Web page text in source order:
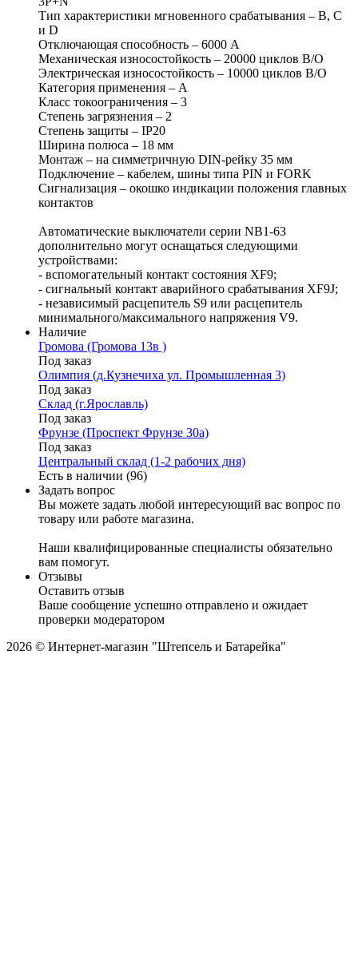
Тип характеристики мгновенного срабатывания – B, C
и D
Отключающая способность – 6000 A
Механическая износостойкость – 20000 циклов В/О
Электрическая износостойкость – 10000 циклов В/О
Категория применения – A
Класс токоограничения – 3
Степень загрязнения – 2
Степень защиты – IP20
Ширина полюса – 18 мм
Монтаж – на симметричную DIN-рейку 35 мм
Подключение – кабелем, шины типа PIN и FORK
Сигнализация – окошко индикации положения главных
контактов
Автоматические выключатели серии NB1-63
дополнительно могут оснащаться следующими
устройствами:
- вспомогательный контакт состояния XF9;
- сигнальный контакт аварийного срабатывания XF9J;
- независимый расцепитель S9 или расцепитель
минимального/максимального напряжения V9.
Наличие
Громова (Громова 13в )
Под заказ
Олимпия (д.Кузнечиха ул. Промышленная 3)
Под заказ
Склад (г.Ярославль)
Под заказ
Фрунзе (Проспект Фрунзе 30а)
Под заказ
Центральный склад (1-2 рабочих дня)
Есть в наличии (96)
Задать вопрос
Вы можете задать любой интересующий вас вопрос по
товару или работе магазина.
Наши квалифицированные специалисты обязательно
вам помогут.
Отзывы
Оставить отзыв
Ваше сообщение успешно отправлено и ожидает
проверки модератором
2026 © Интернет-магазин "Штепсель и Батарейка"